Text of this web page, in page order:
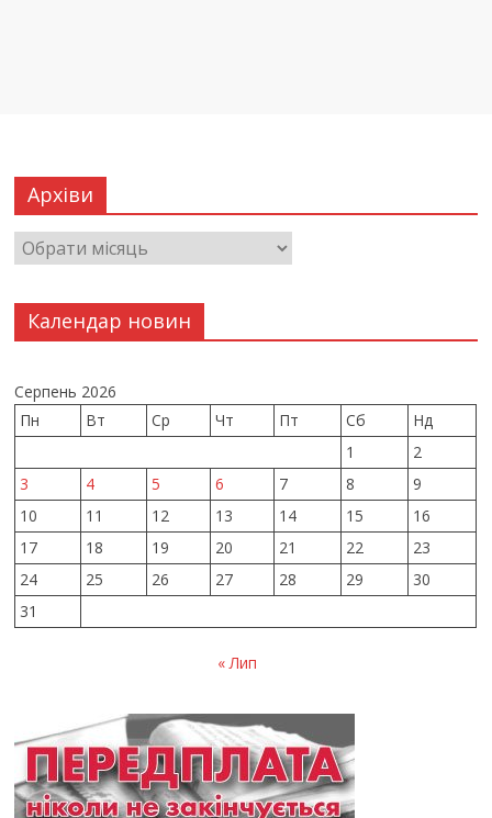
Архіви
Календар новин
Серпень 2026
Пн
Вт Ср Чт Пт Сб
Нд
1
2
3
4 5 6 7 8
9
10
11 12 13 14 15
16
17
18 19 20 21 22
23
24
25 26 27 28 29
30
31
« Лип